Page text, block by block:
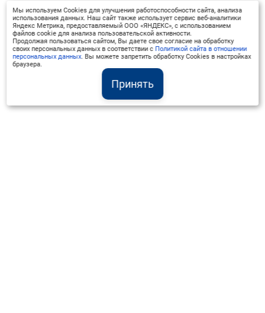
Принять
Мы используем Cookies для улучшения работоспособности сайта, анализа
использования данных. Наш сайт также использует сервис веб-аналитики
Яндекс Метрика, предоставляемый ООО «ЯНДЕКС», с использованием
файлов cookie для анализа пользовательской активности.
Продолжая пользоваться сайтом, Вы даете свое согласие на обработку
своих персональных данных в соответствии с Политикой сайта в отношении
персональных данных. Вы можете запретить обработку Cookies в настройках
браузера.